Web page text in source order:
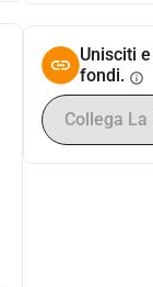
Unisciti
fondi. info
Collega La